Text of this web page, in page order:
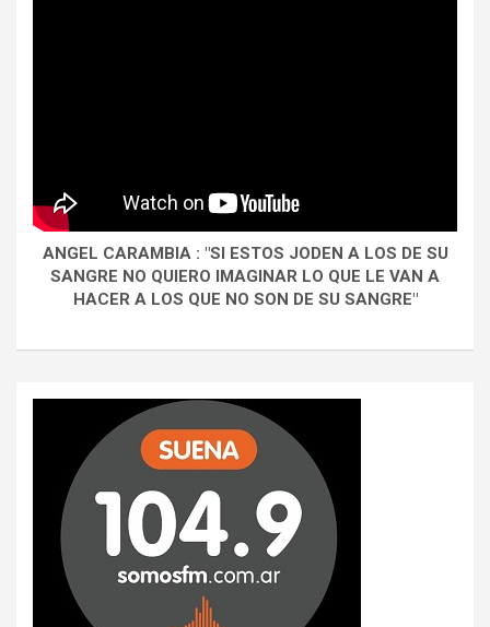
ANGEL CARAMBIA : "SI ESTOS JODEN A LOS DE SU
SANGRE NO QUIERO IMAGINAR LO QUE LE VAN A
HACER A LOS QUE NO SON DE SU SANGRE"